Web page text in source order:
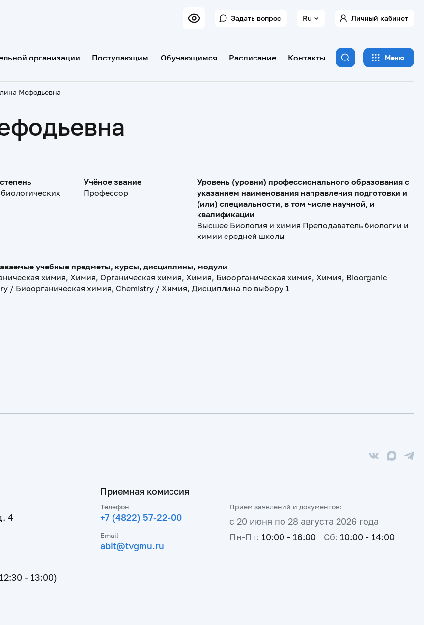
Задать вопрос Ru Личный кабинет
организации Поступающим Обучающимся Расписание Контакты Меню
Мефодьевна
Учёное звание
Профессор
Уровень (уровни) профессионального образования с
указанием наименования направления подготовки и
(или) специальности, в том числе научной, и
квалификации
Высшее Биология и химия Преподаватель биологии и
химии средней школы
учебные предметы, курсы, дисциплины, модули
химия, Химия, Органическая химия, Химия, Биоорганическая химия, Химия, Bioorganic
/ Биоорганическая химия, Chemistry / Химия, Дисциплина по выбору 1
4
- 13:00)
Приемная комиссия
Телефон
+7 (4822) 57-22-00
Email
abit@tvgmu.ru
Прием заявлений и документов:
с 20 июня по 28 августа 2026 года
Пн-Пт: 10:00 - 16:00 Сб: 10:00 - 14:00